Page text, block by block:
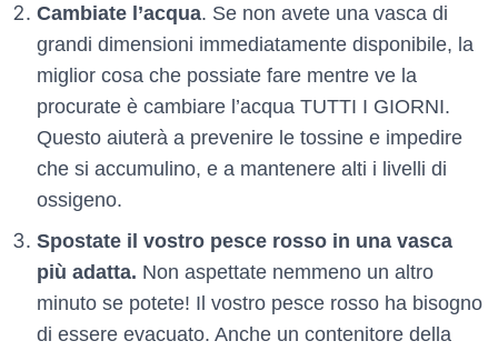
Cambiate l’acqua. Se non avete una vasca di
grandi dimensioni immediatamente disponibile, la
miglior cosa che possiate fare mentre ve la
procurate è cambiare l’acqua TUTTI I GIORNI.
Questo aiuterà a prevenire le tossine e impedire
che si accumulino, e a mantenere alti i livelli di
ossigeno.
Spostate il vostro pesce rosso in una vasca
più adatta. Non aspettate nemmeno un altro
minuto se potete! Il vostro pesce rosso ha bisogno
di essere evacuato. Anche un contenitore della